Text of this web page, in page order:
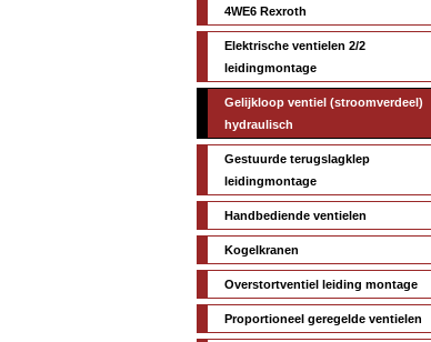
4WE6 Rexroth
Elektrische ventielen 2/2
leidingmontage
Gelijkloop ventiel (stroomverdeel)
hydraulisch
Gestuurde terugslagklep
leidingmontage
Handbediende ventielen
Kogelkranen
Overstortventiel leiding montage
Proportioneel geregelde ventielen